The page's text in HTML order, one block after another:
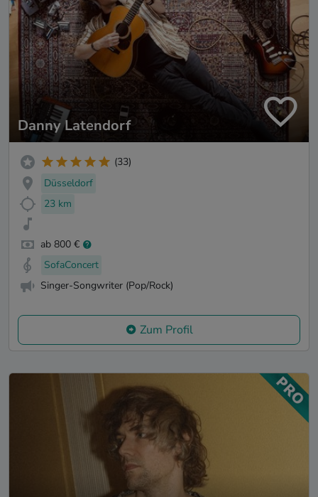
Danny Latendorf
(33)
Düsseldorf
23 km
ab 800 €
SofaConcert
Singer-Songwriter (Pop/Rock)
Zum Profil